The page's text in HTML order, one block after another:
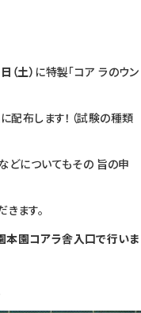
土） に特製「コア ラのウン
に配布します！（試験の種類
についてもその 旨の申
ます。
本園コアラ舎入口で行いま